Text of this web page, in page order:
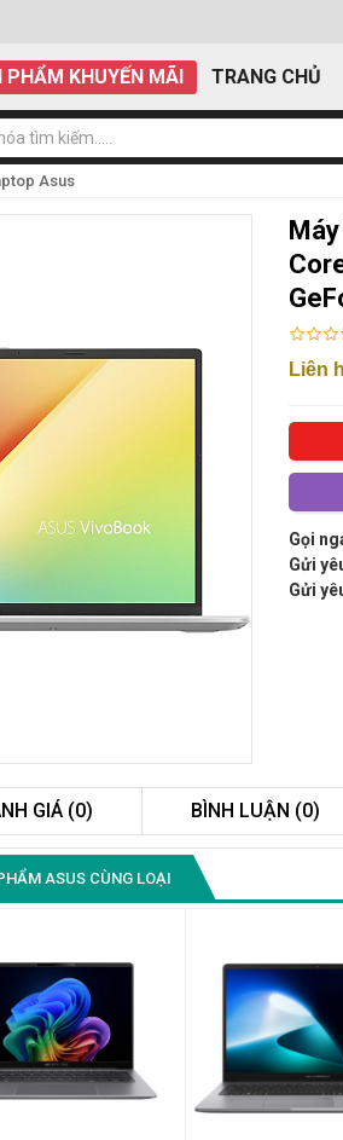
PHẨM KHUYẾN MÃI TRANG CHỦ
Asus
Liên
Gọi
Gửi
Gửi
GIÁ (0) BÌNH LUẬN (0)
ASUS CÙNG LOẠI